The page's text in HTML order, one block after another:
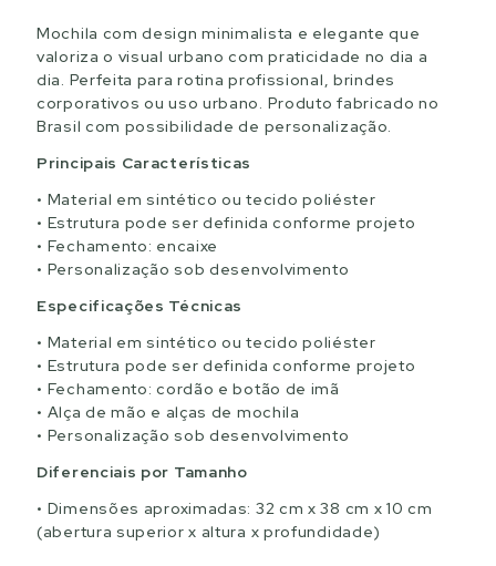
Mochila com design minimalista e elegante que
valoriza o visual urbano com praticidade no dia a
dia. Perfeita para rotina profissional, brindes
corporativos ou uso urbano. Produto fabricado no
Brasil com possibilidade de personalização.
Principais Características
Material em sintético ou tecido poliéster
Estrutura pode ser definida conforme projeto
Fechamento: encaixe
Personalização sob desenvolvimento
Especificações Técnicas
Material em sintético ou tecido poliéster
Estrutura pode ser definida conforme projeto
Fechamento: cordão e botão de imã
Alça de mão e alças de mochila
Personalização sob desenvolvimento
Diferenciais por Tamanho
Dimensões aproximadas: 32 cm x 38 cm x 10 cm
(abertura superior x altura x profundidade)